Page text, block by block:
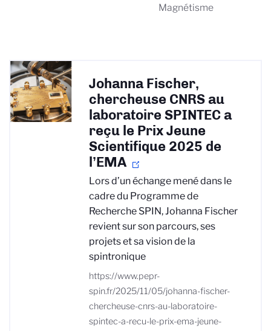
Magnétisme
Johanna Fischer,
chercheuse CNRS au
laboratoire SPINTEC a
reçu le Prix Jeune
Scientifique 2025 de
l’EMA
Lors d’un échange mené dans le
cadre du Programme de
Recherche SPIN, Johanna Fischer
revient sur son parcours, ses
projets et sa vision de la
spintronique
https://www.pepr-
spin.fr/2025/11/05/johanna-fischer-
chercheuse-cnrs-au-laboratoire-
spintec-a-recu-le-prix-ema-jeune-